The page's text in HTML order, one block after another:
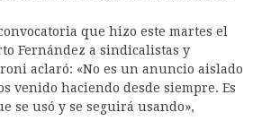
que hizo este martes el
Fernández a sindicalistas y
aclaró: «No es un anuncio aislado
venido haciendo desde siempre. Es
se usó y se seguirá usando»,